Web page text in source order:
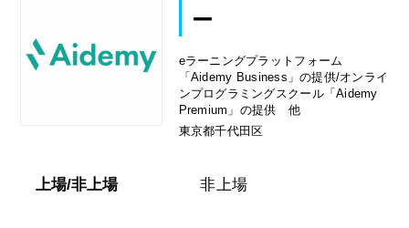
ー
eラーニングプラットフォーム
「Aidemy Business」の提供/オンライ
ンプログラミングスクール「Aidemy
Premium」の提供 他
東京都千代田区
上場/非上場 非上場